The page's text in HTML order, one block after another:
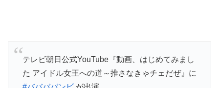
テレビ朝日公式YouTube『動画、はじめてみまし
た アイドル女王への道～推さなきゃチェだぜ』に